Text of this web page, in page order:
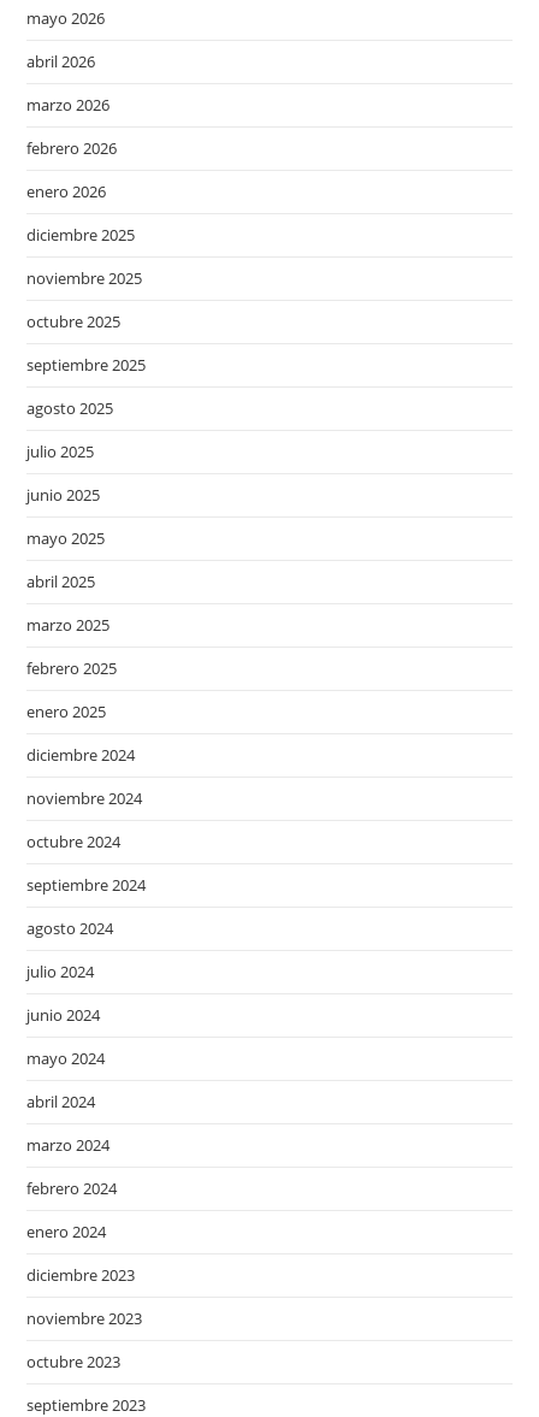
mayo 2026
abril 2026
marzo 2026
febrero 2026
enero 2026
diciembre 2025
noviembre 2025
octubre 2025
septiembre 2025
agosto 2025
julio 2025
junio 2025
mayo 2025
abril 2025
marzo 2025
febrero 2025
enero 2025
diciembre 2024
noviembre 2024
octubre 2024
septiembre 2024
agosto 2024
julio 2024
junio 2024
mayo 2024
abril 2024
marzo 2024
febrero 2024
enero 2024
diciembre 2023
noviembre 2023
octubre 2023
septiembre 2023